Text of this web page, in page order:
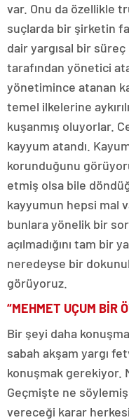
var. Onu da özellikle
suçlarda bir şirketin
dair yargısal bir süreç
tarafından yönetici
yönetimince atanan
temel ilkelerine
kuşanmış oluyorlar.
kayyum atandı.
korunduğunu
etmiş olsa bile
kayyumun hepsi mal
bunlara yönelik bir
açılmadığını tam bir
neredeyse bir
görüyoruz.
“MEHMET UÇUM BİR
Bir şeyi daha
sabah akşam yargı
konuşmak gerekiyor.
Geçmişte ne
vereceği karar